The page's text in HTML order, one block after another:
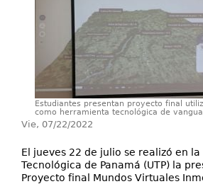
Laboratorios
Servicios
Contáctenos
Estudiantes presentan proyecto final
como herramienta tecnológica de
Vie, 07/22/2022
El jueves 22 de julio se realizó en la
Tecnológica de Panamá (UTP) la
Proyecto final Mundos Virtuales